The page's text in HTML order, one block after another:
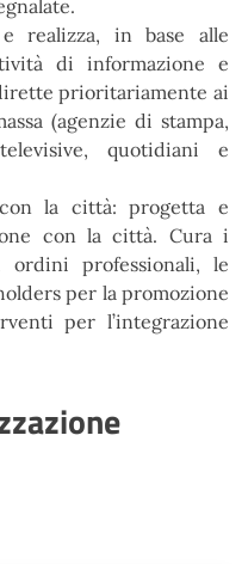
realizza, in base alle
di informazione e
prioritariamente ai
(agenzie di stampa,
quotidiani e
la città: progetta e
con la città. Cura i
professionali, le
per la promozione
per l’integrazione